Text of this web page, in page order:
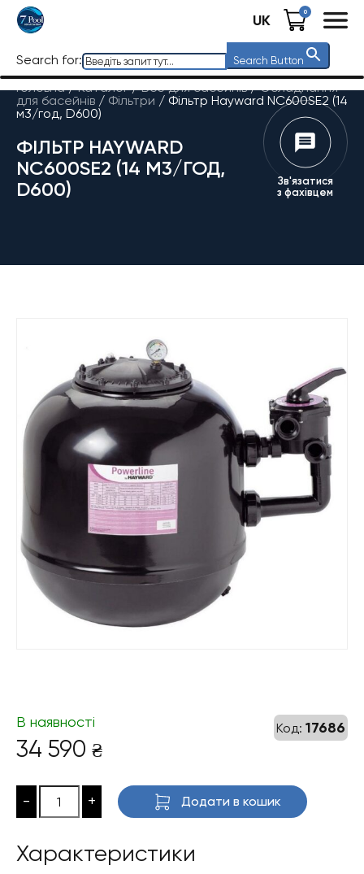
UK 0
Search for: Search Button
Головна / Каталог/Все для басейнів/Обладнання
для басейнів / Фільтри / Фільтр Hayward NC600SE2 (14
м3/год, D600)
ФІЛЬТР HAYWARD
NC600SE2 (14 М3/ГОД,
D600)
Зв'язатися
з фахівцем
Код: 17686
В наявності
34 590 ₴
- + Додати в кошик
Характеристики